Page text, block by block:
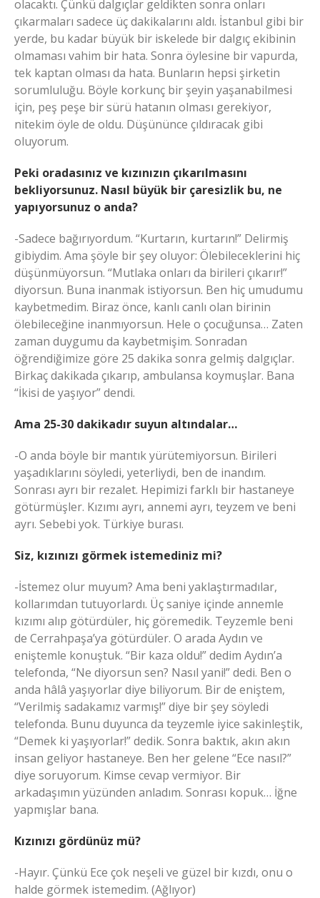
olacaktı. Çünkü dalgıçlar geldikten sonra onları
çıkarmaları sadece üç dakikalarını aldı. İstanbul gibi bir
yerde, bu kadar büyük bir iskelede bir dalgıç ekibinin
olmaması vahim bir hata. Sonra öylesine bir vapurda,
tek kaptan olması da hata. Bunların hepsi şirketin
sorumluluğu. Böyle korkunç bir şeyin yaşanabilmesi
için, peş peşe bir sürü hatanın olması gerekiyor,
nitekim öyle de oldu. Düşününce çıldıracak gibi
oluyorum.
Peki oradasınız ve kızınızın çıkarılmasını
bekliyorsunuz. Nasıl büyük bir çaresizlik bu, ne
yapıyorsunuz o anda?
-Sadece bağırıyordum. “Kurtarın, kurtarın!” Delirmiş
gibiydim. Ama şöyle bir şey oluyor: Ölebileceklerini hiç
düşünmüyorsun. “Mutlaka onları da birileri çıkarır!”
diyorsun. Buna inanmak istiyorsun. Ben hiç umudumu
kaybetmedim. Biraz önce, kanlı canlı olan birinin
ölebileceğine inanmıyorsun. Hele o çocuğunsa… Zaten
zaman duygumu da kaybetmişim. Sonradan
öğrendiğimize göre 25 dakika sonra gelmiş dalgıçlar.
Birkaç dakikada çıkarıp, ambulansa koymuşlar. Bana
“İkisi de yaşıyor” dendi.
Ama 25-30 dakikadır suyun altındalar…
-O anda böyle bir mantık yürütemiyorsun. Birileri
yaşadıklarını söyledi, yeterliydi, ben de inandım.
Sonrası ayrı bir rezalet. Hepimizi farklı bir hastaneye
götürmüşler. Kızımı ayrı, annemi ayrı, teyzem ve beni
ayrı. Sebebi yok. Türkiye burası.
Siz, kızınızı görmek istemediniz mi?
-İstemez olur muyum? Ama beni yaklaştırmadılar,
kollarımdan tutuyorlardı. Üç saniye içinde annemle
kızımı alıp götürdüler, hiç göremedik. Teyzemle beni
de Cerrahpaşa’ya götürdüler. O arada Aydın ve
eniştemle konuştuk. “Bir kaza oldu!” dedim Aydın’a
telefonda, “Ne diyorsun sen? Nasıl yani!” dedi. Ben o
anda hâlâ yaşıyorlar diye biliyorum. Bir de eniştem,
“Verilmiş sadakamız varmış!” diye bir şey söyledi
telefonda. Bunu duyunca da teyzemle iyice sakinleştik,
“Demek ki yaşıyorlar!” dedik. Sonra baktık, akın akın
insan geliyor hastaneye. Ben her gelene “Ece nasıl?”
diye soruyorum. Kimse cevap vermiyor. Bir
arkadaşımın yüzünden anladım. Sonrası kopuk… İğne
yapmışlar bana.
Kızınızı gördünüz mü?
-Hayır. Çünkü Ece çok neşeli ve güzel bir kızdı, onu o
halde görmek istemedim. (Ağlıyor)